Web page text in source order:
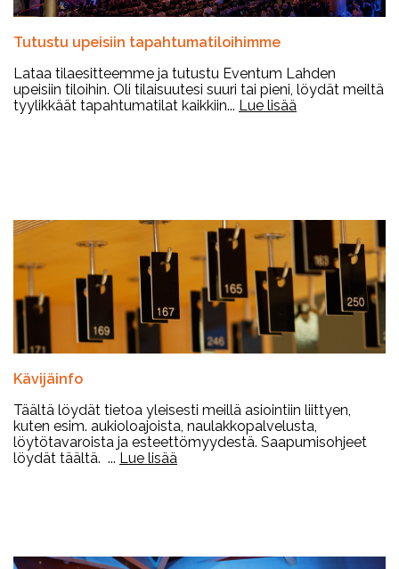
Tutustu upeisiin tapahtumatiloihimme
Lataa tilaesitteemme ja tutustu Eventum Lahden
upeisiin tiloihin. Oli tilaisuutesi suuri tai pieni, löydät meiltä
tyylikkäät tapahtumatilat kaikkiin... Lue lisää
Kävijäinfo
Täältä löydät tietoa yleisesti meillä asiointiin liittyen,
kuten esim. aukioloajoista, naulakkopalvelusta,
löytötavaroista ja esteettömyydestä. Saapumisohjeet
löydät täältä. ... Lue lisää